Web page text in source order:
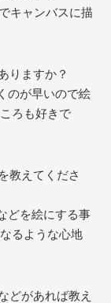
キャンバスに描
りますか？
のが早いので絵
ろも好きで
教えてくださ
どを絵にする事
るような心地
どがあれば教え